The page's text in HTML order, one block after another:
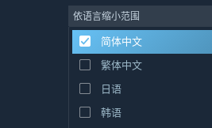
依语言缩小范围
简体中文
繁体中文
日语
韩语